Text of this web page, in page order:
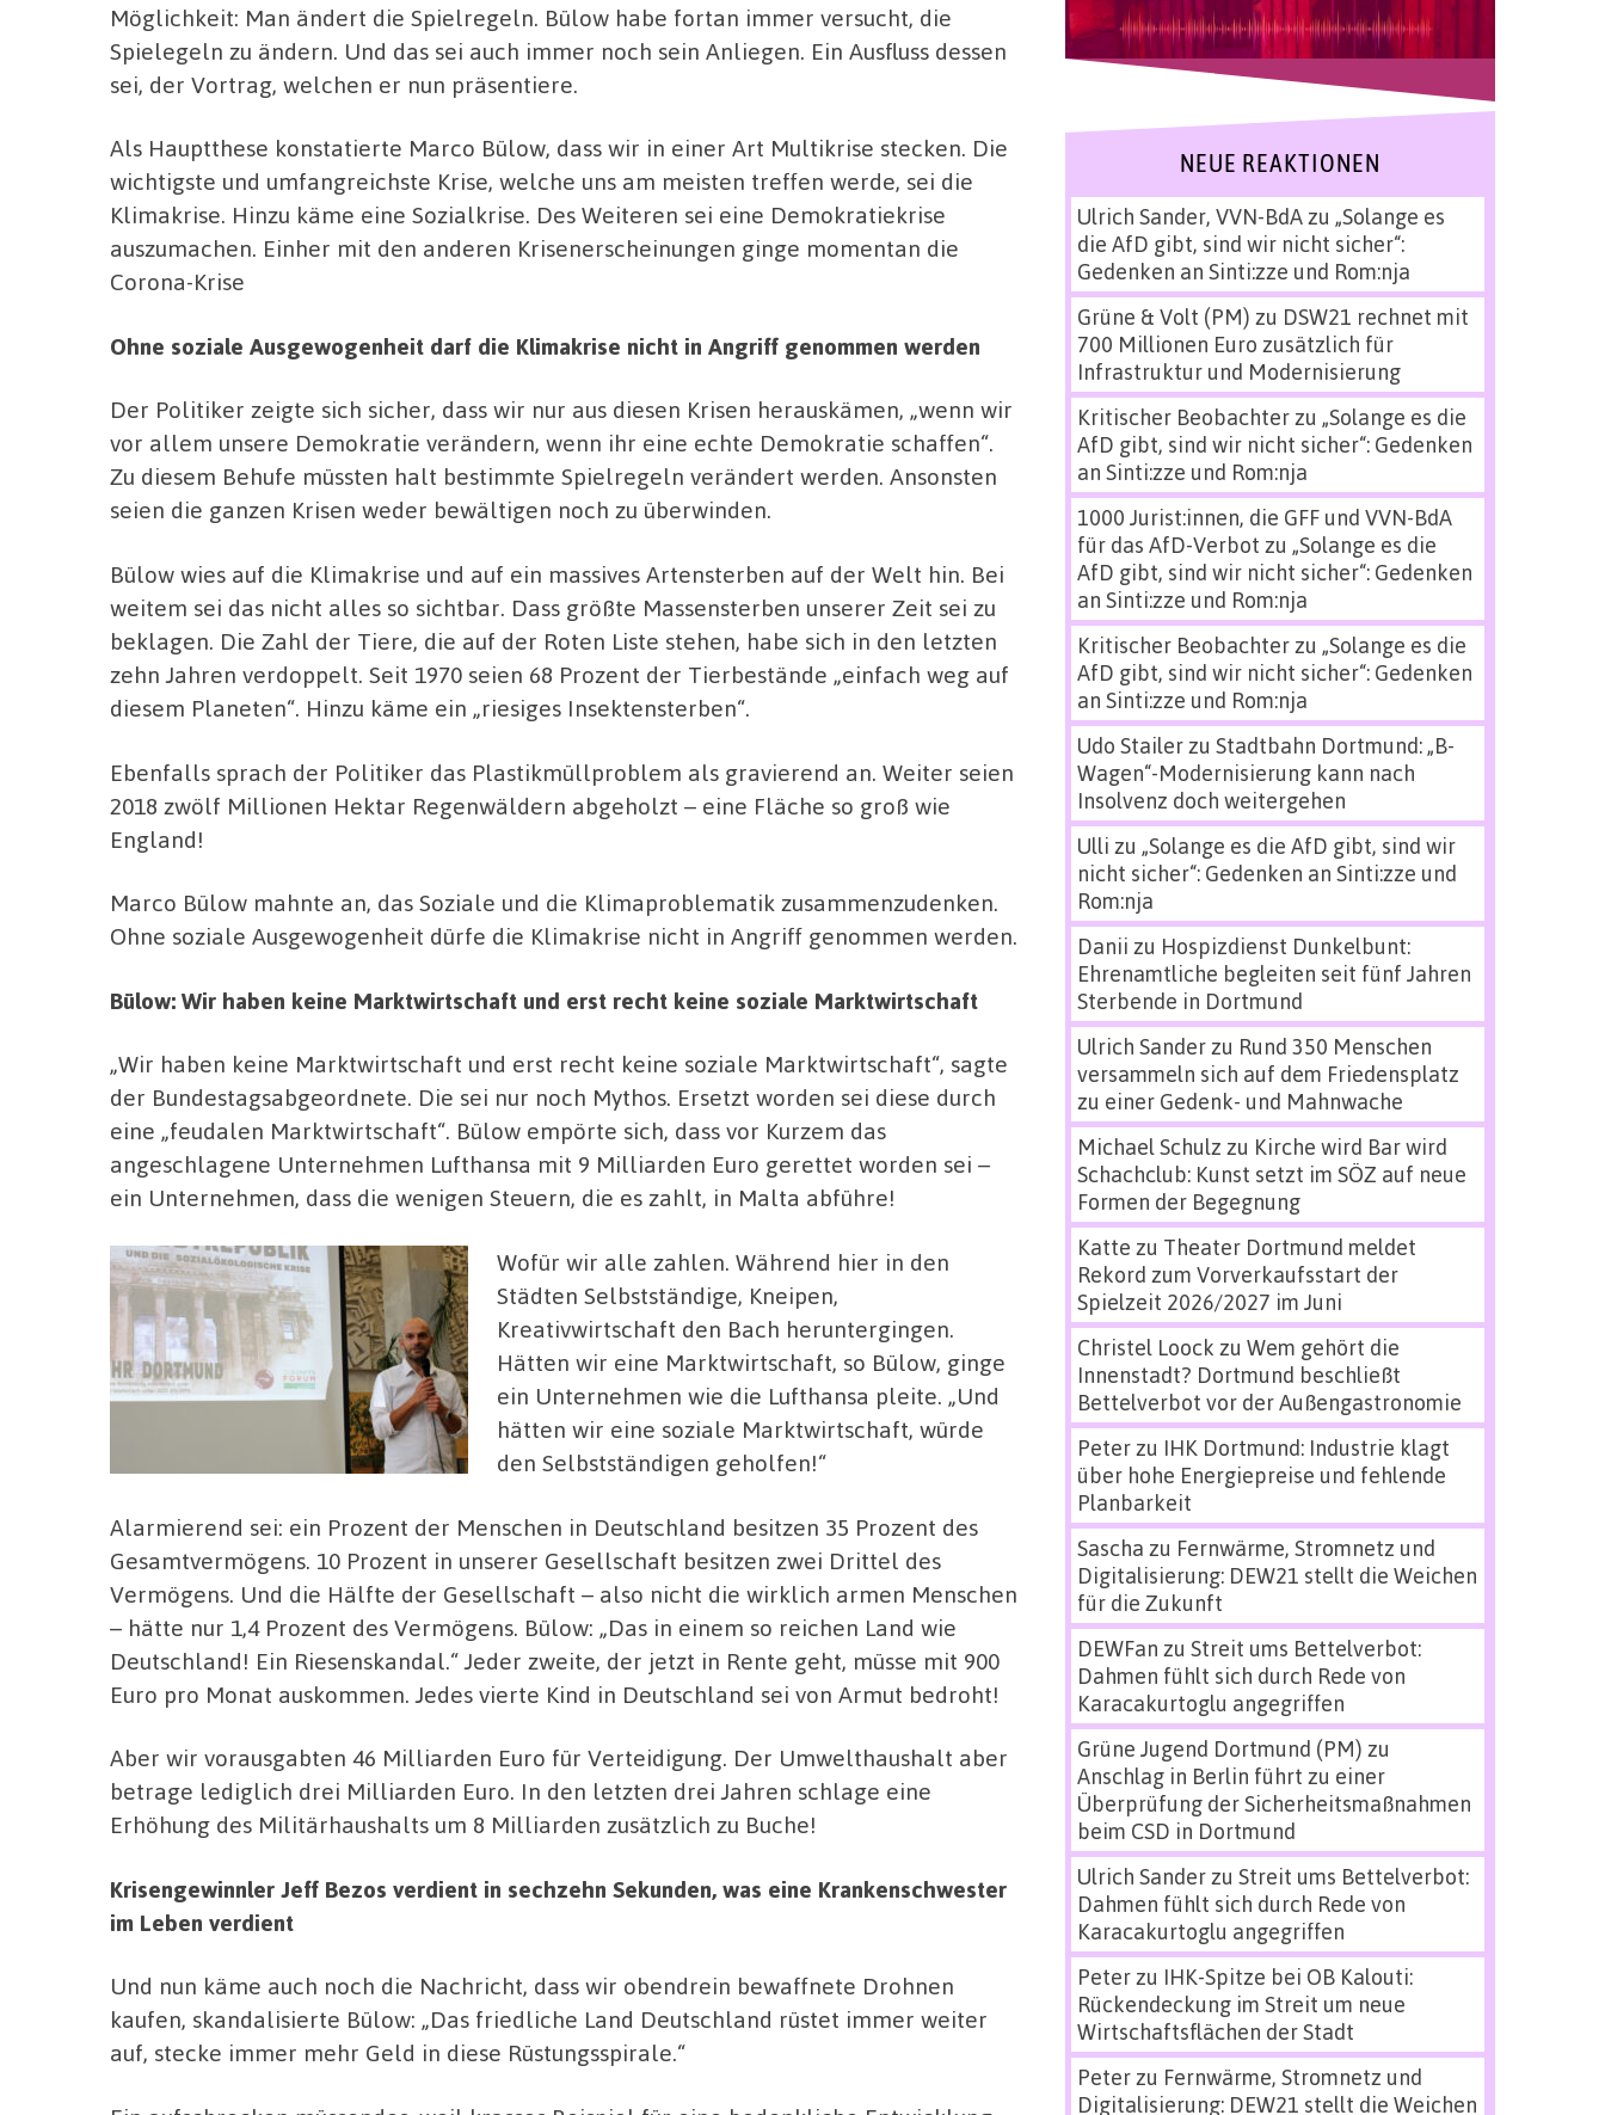
Möglichkeit: Man ändert die Spielregeln. Bülow habe fortan immer versucht, die
Spielegeln zu ändern. Und das sei auch immer noch sein Anliegen. Ein Ausfluss dessen
sei, der Vortrag, welchen er nun präsentiere.
Als Hauptthese konstatierte Marco Bülow, dass wir in einer Art Multikrise stecken. Die
wichtigste und umfangreichste Krise, welche uns am meisten treffen werde, sei die
Klimakrise. Hinzu käme eine Sozialkrise. Des Weiteren sei eine Demokratiekrise
auszumachen. Einher mit den anderen Krisenerscheinungen ginge momentan die
Corona-Krise
Ohne soziale Ausgewogenheit darf die Klimakrise nicht in Angriff genommen werden
Der Politiker zeigte sich sicher, dass wir nur aus diesen Krisen herauskämen, „wenn wir
vor allem unsere Demokratie verändern, wenn ihr eine echte Demokratie schaffen“.
Zu diesem Behufe müssten halt bestimmte Spielregeln verändert werden. Ansonsten
seien die ganzen Krisen weder bewältigen noch zu überwinden.
Bülow wies auf die Klimakrise und auf ein massives Artensterben auf der Welt hin. Bei
weitem sei das nicht alles so sichtbar. Dass größte Massensterben unserer Zeit sei zu
beklagen. Die Zahl der Tiere, die auf der Roten Liste stehen, habe sich in den letzten
zehn Jahren verdoppelt. Seit 1970 seien 68 Prozent der Tierbestände „einfach weg auf
diesem Planeten“. Hinzu käme ein „riesiges Insektensterben“.
Ebenfalls sprach der Politiker das Plastikmüllproblem als gravierend an. Weiter seien
2018 zwölf Millionen Hektar Regenwäldern abgeholzt – eine Fläche so groß wie
England!
Marco Bülow mahnte an, das Soziale und die Klimaproblematik zusammenzudenken.
Ohne soziale Ausgewogenheit dürfe die Klimakrise nicht in Angriff genommen werden.
Bülow: Wir haben keine Marktwirtschaft und erst recht keine soziale Marktwirtschaft
„Wir haben keine Marktwirtschaft und erst recht keine soziale Marktwirtschaft“, sagte
der Bundestagsabgeordnete. Die sei nur noch Mythos. Ersetzt worden sei diese durch
eine „feudalen Marktwirtschaft“. Bülow empörte sich, dass vor Kurzem das
angeschlagene Unternehmen Lufthansa mit 9 Milliarden Euro gerettet worden sei –
ein Unternehmen, dass die wenigen Steuern, die es zahlt, in Malta abführe!
Wofür wir alle zahlen. Während hier in den
Städten Selbstständige, Kneipen,
Kreativwirtschaft den Bach heruntergingen.
Hätten wir eine Marktwirtschaft, so Bülow, ginge
ein Unternehmen wie die Lufthansa pleite. „Und
hätten wir eine soziale Marktwirtschaft, würde
den Selbstständigen geholfen!“
Alarmierend sei: ein Prozent der Menschen in Deutschland besitzen 35 Prozent des
Gesamtvermögens. 10 Prozent in unserer Gesellschaft besitzen zwei Drittel des
Vermögens. Und die Hälfte der Gesellschaft – also nicht die wirklich armen Menschen
– hätte nur 1,4 Prozent des Vermögens. Bülow: „Das in einem so reichen Land wie
Deutschland! Ein Riesenskandal.“ Jeder zweite, der jetzt in Rente geht, müsse mit 900
Euro pro Monat auskommen. Jedes vierte Kind in Deutschland sei von Armut bedroht!
Aber wir vorausgabten 46 Milliarden Euro für Verteidigung. Der Umwelthaushalt aber
betrage lediglich drei Milliarden Euro. In den letzten drei Jahren schlage eine
Erhöhung des Militärhaushalts um 8 Milliarden zusätzlich zu Buche!
Krisengewinnler Jeff Bezos verdient in sechzehn Sekunden, was eine Krankenschwester
im Leben verdient
Und nun käme auch noch die Nachricht, dass wir obendrein bewaffnete Drohnen
kaufen, skandalisierte Bülow: „Das friedliche Land Deutschland rüstet immer weiter
auf, stecke immer mehr Geld in diese Rüstungsspirale.“
NEUE REAKTIONEN
Ulrich Sander, VVN-BdAzu „Solange es
die AfD gibt, sind wir nicht sicher“:
Gedenken an Sinti:zze und Rom:nja
Grüne & Volt (PM) zu DSW21 rechnet mit
700 Millionen Euro zusätzlich für
Infrastruktur und Modernisierung
Kritischer Beobachterzu „Solange es die
AfD gibt, sind wir nicht sicher“: Gedenken
an Sinti:zze und Rom:nja
1000 Jurist:innen, die GFF und VVN-BdA
für das AfD-Verbot zu „Solange es die
AfD gibt, sind wir nicht sicher“: Gedenken
an Sinti:zze und Rom:nja
Kritischer Beobachterzu „Solange es die
AfD gibt, sind wir nicht sicher“: Gedenken
an Sinti:zze und Rom:nja
Udo Stailerzu Stadtbahn Dortmund: „B-
Wagen“-Modernisierung kann nach
Insolvenz doch weitergehen
Ulli zu „Solange es die AfD gibt, sind wir
nicht sicher“: Gedenken an Sinti:zze und
Rom:nja
Danii zu Hospizdienst Dunkelbunt:
Ehrenamtliche begleiten seit fünf Jahren
Sterbende in Dortmund
Ulrich Sanderzu Rund 350 Menschen
versammeln sich auf dem Friedensplatz
zu einer Gedenk- und Mahnwache
Michael Schulz zu Kirche wird Bar wird
Schachclub: Kunst setzt im SÖZ auf neue
Formen der Begegnung
Katte zu Theater Dortmund meldet
Rekord zum Vorverkaufsstart der
Spielzeit 2026/2027 im Juni
Christel Loock zu Wem gehört die
Innenstadt? Dortmund beschließt
Bettelverbot vor der Außengastronomie
Peterzu IHK Dortmund: Industrie klagt
über hohe Energiepreise und fehlende
Planbarkeit
Sascha zu Fernwärme, Stromnetz und
Digitalisierung: DEW21 stellt die Weichen
für die Zukunft
DEWFan zu Streit ums Bettelverbot:
Dahmen fühlt sich durch Rede von
Karacakurtoglu angegriffen
Grüne Jugend Dortmund (PM) zu
Anschlag in Berlin führt zu einer
Überprüfung der Sicherheitsmaßnahmen
beim CSD in Dortmund
Ulrich Sanderzu Streit ums Bettelverbot:
Dahmen fühlt sich durch Rede von
Karacakurtoglu angegriffen
Peterzu IHK-Spitze bei OB Kalouti:
Rückendeckung im Streit um neue
Wirtschaftsflächen der Stadt
Peterzu Fernwärme, Stromnetz und
Digitalisierung: DEW21 stellt die Weichen